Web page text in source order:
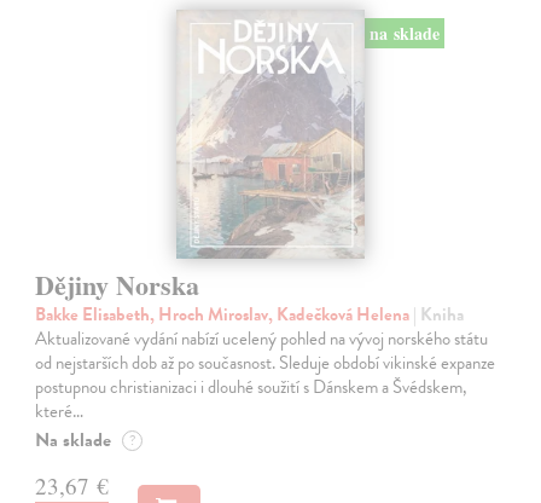
na sklade
Dějiny Norska
Bakke Elisabeth, Hroch Miroslav, Kadečková Helena| Kniha
Aktualizované vydání nabízí ucelený pohled na vývoj norského státu
od nejstarších dob až po současnost. Sleduje období vikinské expanze
postupnou christianizaci i dlouhé soužití s Dánskem a Švédskem,
které…
Na sklade ?
23,67 €